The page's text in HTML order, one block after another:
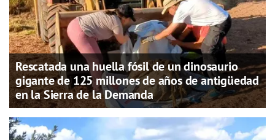
Rescatada una huella fósil de un dinosaurio
gigante de 125 millones de años de antigüedad
en la Sierra de la Demanda